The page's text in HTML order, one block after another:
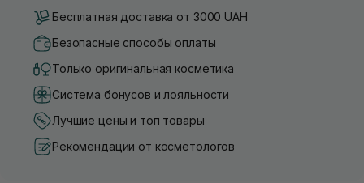
Бесплатная доставка от 3000 UAH
Безопасные способы оплаты
Только оригинальная косметика
Система бонусов и лояльности
Лучшие цены и топ товары
Рекомендации от косметологов